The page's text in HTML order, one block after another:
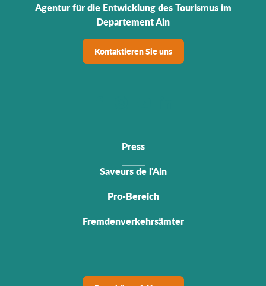
Agentur für die Entwicklung des Tourismus im
Departement Ain
Kontaktieren Sie uns
Press
Saveurs de l'Ain
Pro-Bereich
Fremdenverkehrsämter